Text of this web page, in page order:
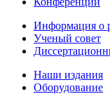
Информация о
Ученый совет
Наши издания
Оборудование